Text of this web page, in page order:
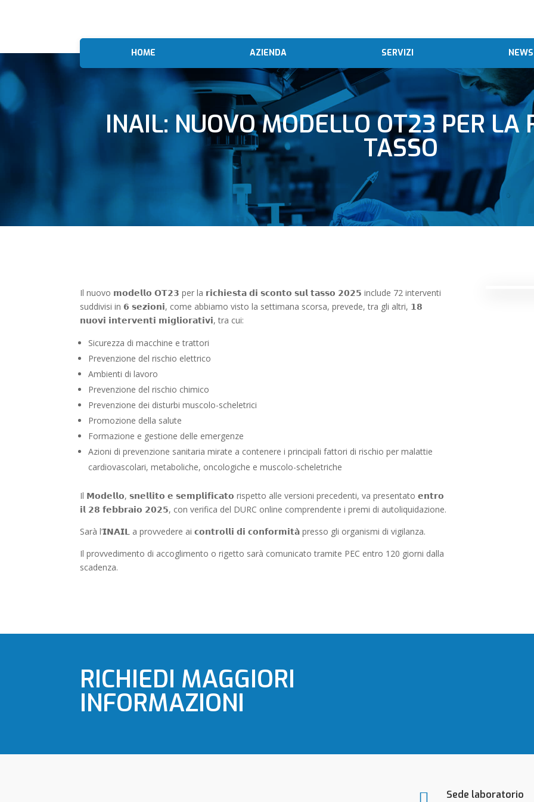
HOME AZIENDA SERVIZI NEWS
INAIL: NUOVO MODELLO OT23 PER LA
TASSO
Il nuovo 𝗺𝗼𝗱𝗲𝗹𝗹𝗼 𝗢𝗧𝟮𝟯 per la 𝗿𝗶𝗰𝗵𝗶𝗲𝘀𝘁𝗮 𝗱𝗶 𝘀𝗰𝗼𝗻𝘁𝗼 𝘀𝘂𝗹 𝘁𝗮𝘀𝘀𝗼 𝟮𝟬𝟮𝟱 include 72 interventi
suddivisi in 𝟲 𝘀𝗲𝘇𝗶𝗼𝗻𝗶, come abbiamo visto la settimana scorsa, prevede, tra gli altri, 𝟭𝟴
𝗻𝘂𝗼𝘃𝗶 𝗶𝗻𝘁𝗲𝗿𝘃𝗲𝗻𝘁𝗶 𝗺𝗶𝗴𝗹𝗶𝗼𝗿𝗮𝘁𝗶𝘃𝗶, tra cui:
Sicurezza di macchine e trattori
Prevenzione del rischio elettrico
Ambienti di lavoro
Prevenzione del rischio chimico
Prevenzione dei disturbi muscolo-scheletrici
Promozione della salute
Formazione e gestione delle emergenze
Azioni di prevenzione sanitaria mirate a contenere i principali fattori di rischio per malattie
cardiovascolari, metaboliche, oncologiche e muscolo-scheletriche
Il 𝗠𝗼𝗱𝗲𝗹𝗹𝗼, 𝘀𝗻𝗲𝗹𝗹𝗶𝘁𝗼 𝗲 𝘀𝗲𝗺𝗽𝗹𝗶𝗳𝗶𝗰𝗮𝘁𝗼 rispetto alle versioni precedenti, va presentato 𝗲𝗻𝘁𝗿𝗼
𝗶𝗹 𝟮𝟴 𝗳𝗲𝗯𝗯𝗿𝗮𝗶𝗼 𝟮𝟬𝟮𝟱, con verifica del DURC online comprendente i premi di autoliquidazione.
Sarà l’𝗜𝗡𝗔𝗜𝗟 a provvedere ai 𝗰𝗼𝗻𝘁𝗿𝗼𝗹𝗹𝗶 𝗱𝗶 𝗰𝗼𝗻𝗳𝗼𝗿𝗺𝗶𝘁𝗮̀ presso gli organismi di vigilanza.
Il provvedimento di accoglimento o rigetto sarà comunicato tramite PEC entro 120 giorni dalla
scadenza.
RICHIEDI MAGGIORI
INFORMAZIONI
Sede laboratorio